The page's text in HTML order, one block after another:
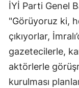
İYİ Parti Genel
"Görüyoruz ki,
çıkıyorlar,
gazetecilerle,
aktörlerle
kurulması